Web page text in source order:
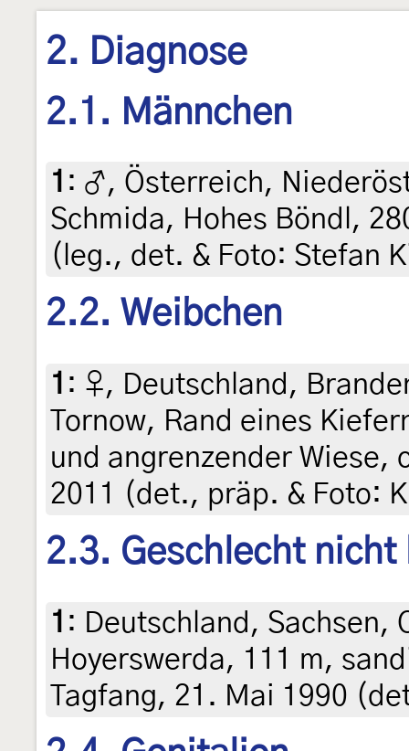
2. Diagnose
2.1. Männchen
1 : ♂, Österreich,
Schmida, Hohes Böndl,
(leg., det. & Foto: Stefan
2.2. Weibchen
1 : ♀, Deutschland,
Tornow, Rand eines
und angrenzender Wiese,
2011 (det., präp. & Foto:
2.3. Geschlecht nicht
1 : Deutschland, Sachsen,
Hoyerswerda, 111 m,
Tagfang, 21. Mai 1990